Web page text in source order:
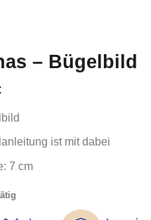
– Bügelbild
ist mit dabei
7 cm